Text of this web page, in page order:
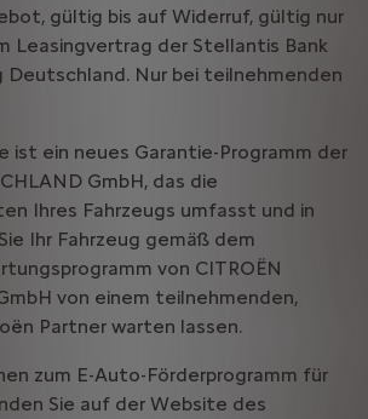
gültig bis auf Widerruf, gültig nur
Leasingvertrag der Stellantis Bank
Deutschland. Nur bei teilnehmenden
ist ein neues Garantie-Programm der
GmbH, das die
Ihres Fahrzeugs umfasst und in
Ihr Fahrzeug gemäß dem
von CITROËN
von einem teilnehmenden,
Partner warten lassen.
zum E-Auto-Förderprogramm für
Sie auf der Website des